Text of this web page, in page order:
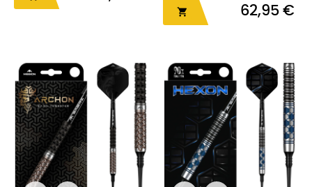
 62,95 €